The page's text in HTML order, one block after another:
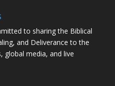
to sharing the Biblical
and Deliverance to the
global media, and live